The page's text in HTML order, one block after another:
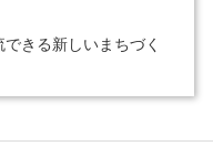
きる新しいまちづく